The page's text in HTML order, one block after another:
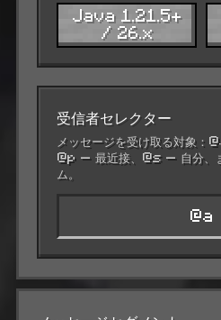
Java 1.21.5+
/ 26.x
受信者セレクター
メッセージを受け取る対象：
@p — 最近接、@s — 自分、
ム。